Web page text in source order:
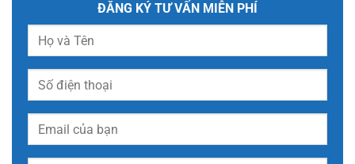
ĐĂNG KÝ TƯ VẤN MIỄN PHÍ